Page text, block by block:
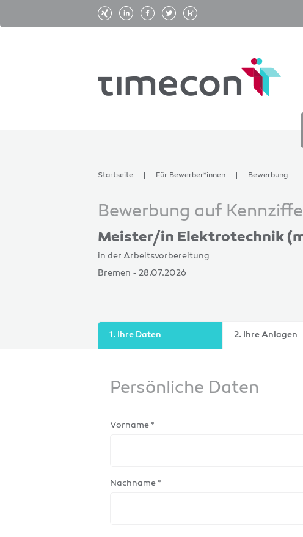
Startseite Für Bewerber*innen Bewerbung
Bewerbung auf
Meister/in Elektrotechnik
in der Arbeitsvorbereitung
Bremen - 28.07.2026
1. Ihre Daten 2. Ihre Anlagen
Persönliche Daten
Vorname *
Nachname *